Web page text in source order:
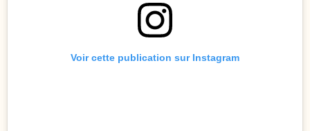
Voir cette publication sur Instagram